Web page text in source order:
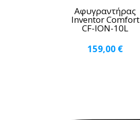
Αφυγραντήρας
Inventor Comfort
CF-ION-10L
159,00 €